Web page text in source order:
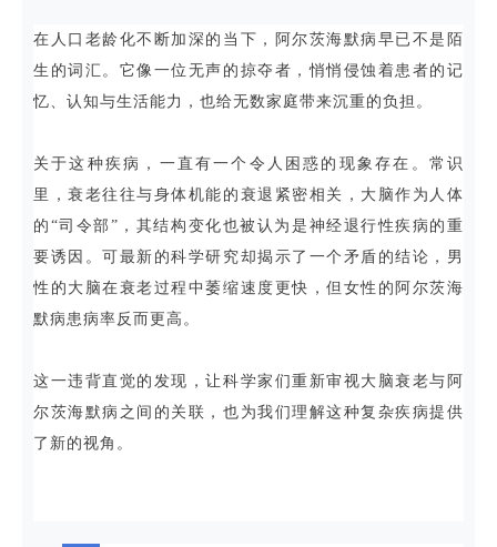
在人口老龄化不断加深的当下，阿尔茨海默病早已不是陌
生的词汇。它像一位无声的掠夺者，悄悄侵蚀着患者的记
忆、认知与生活能力，也给无数家庭带来沉重的负担。
关于这种疾病，一直有一个令人困惑的现象存在。常识
里，衰老往往与身体机能的衰退紧密相关，大脑作为人体
的“司令部”，其结构变化也被认为是神经退行性疾病的重
要诱因。可最新的科学研究却揭示了一个矛盾的结论，男
性的大脑在衰老过程中萎缩速度更快，但女性的阿尔茨海
默病患病率反而更高。
这一违背直觉的发现，让科学家们重新审视大脑衰老与阿
尔茨海默病之间的关联，也为我们理解这种复杂疾病提供
了新的视角。